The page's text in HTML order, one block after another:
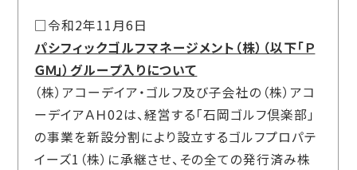
□令和2年11月6日
パシフィックゴルフマネージメント（株）（以下「Ｐ
ＧＭ」）グループ入りについて
（株）アコーデイア・ゴルフ及び子会社の（株）アコ
ーデイアＡＨ02は、経営する「石岡ゴルフ倶楽部」
の事業を新設分割により設立するゴルフプロパテ
イーズ1（株）に承継させ、その全ての発行済み株